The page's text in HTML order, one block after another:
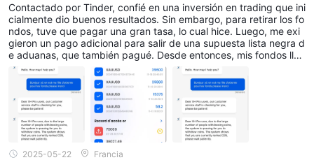
Contactado por Tinder, confié en una inversión en trading que ini
cialmente dio buenos resultados. Sin embargo, para retirar los fo
ndos, tuve que pagar una gran tasa, lo cual hice. Luego, me exi
gieron un pago adicional para salir de una supuesta lista negra d
e aduanas, que también pagué. Desde entonces, mis fondos llev
an dos meses en lista de espera para el retiro y aún no los he rec
uperado. El chat de soporte ya no responde sobre mi estado en l
a lista, pero el individuo sigue comunicándose por WhatsApp. In
cluso tengo una foto de su pasaporte. Más tarde, recibí un mens
aje diciendo que había fallecido, supuestamente enviado por un
amigo. Mantengo el contacto con la esperanza de ayudar a atra
parlos. Si hay otras personas en situaciones similares, por favor r
epórtelo.
2025-05-22 Francia